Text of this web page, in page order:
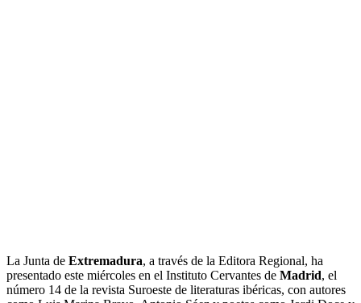
La Junta de Extremadura, a través de la Editora Regional, ha
presentado este miércoles en el Instituto Cervantes de Madrid, el
número 14 de la revista Suroeste de literaturas ibéricas, con autores